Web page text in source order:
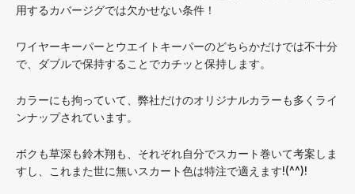
用するカバージグでは欠かせない条件！
ワイヤーキーパーとウエイトキーパーのどちらかだけでは不十分
で、ダブルで保持することでカチッと保持します。
カラーにも拘っていて、弊社だけのオリジナルカラーも多くライ
ンナップされています。
ボクも草深も鈴木翔も、それぞれ自分でスカート巻いて考案しま
すし、これまた世に無いスカート色は特注で適えます!(^^)!